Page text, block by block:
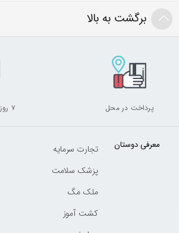
برگشت به بالا
پرداخت در محل ۷ روز ضمانت بازگشت
معرفی دوستان
تجارت سرمایه
پزشک سلامت
ملک مگ
کشت آموز